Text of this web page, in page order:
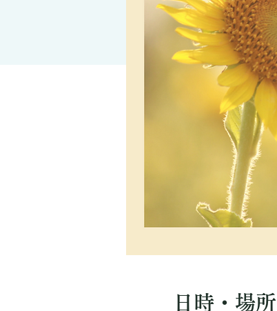
日時・場所